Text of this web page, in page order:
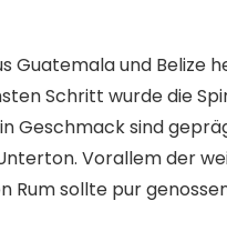
Guatemala und
Schritt wurde die
Geschmack sind
Vorallem der
Rum sollte pur